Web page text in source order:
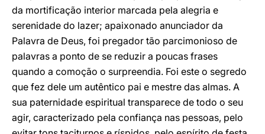
da mortificação interior marcada pela alegria e
serenidade do lazer; apaixonado anunciador da
Palavra de Deus, foi pregador tão parcimonioso de
palavras a ponto de se reduzir a poucas frases
quando a comoção o surpreendia. Foi este o segredo
que fez dele um autêntico pai e mestre das almas. A
sua paternidade espiritual transparece de todo o seu
agir, caracterizado pela confiança nas pessoas, pelo